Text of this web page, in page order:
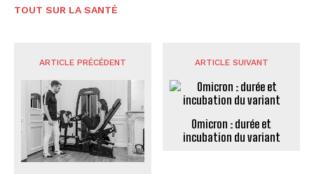
TOUT SUR LA SANTÉ
ARTICLE PRÉCÉDENT ARTICLE SUIVANT
Omicron : durée et
incubation du variant